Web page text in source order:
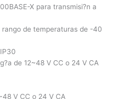
X para transmisi?n a
rango de temperaturas de -40
de 12~48 V CC o 24 V CA
V CC o 24 V CA